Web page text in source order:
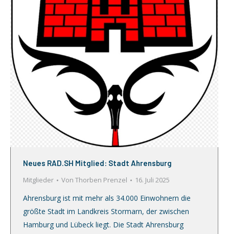
Neues RAD.SH Mitglied: Stadt Ahrensburg
Mitglieder
Von Thorben Prenzel 16. Juli 2025
Ahrensburg ist mit mehr als 34.000 Einwohnern die
größte Stadt im Landkreis Stormarn, der zwischen
Hamburg und Lübeck liegt. Die Stadt Ahrensburg